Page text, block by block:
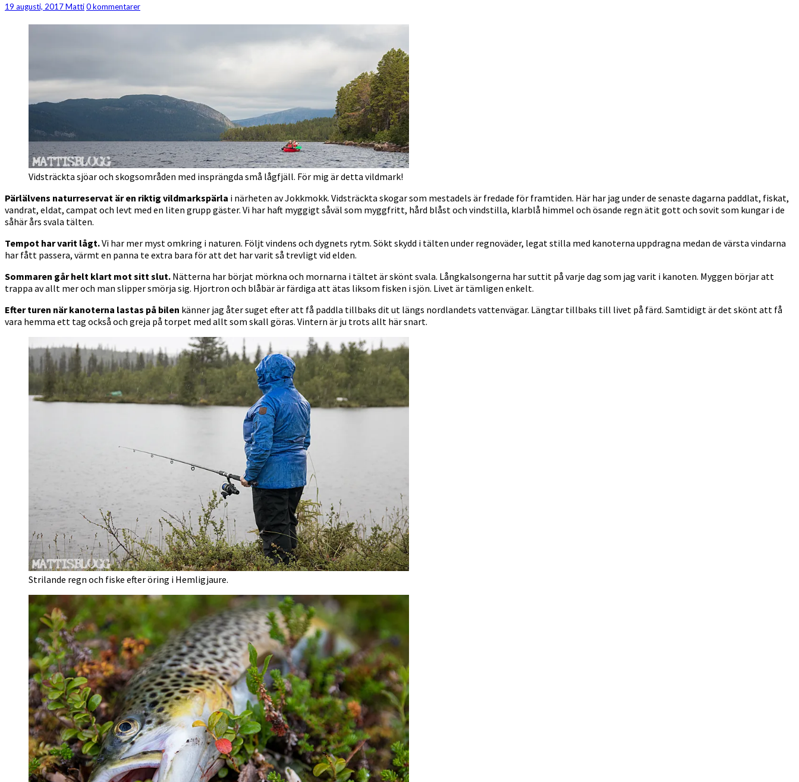
19 augusti, 2017MattiKommentarer
0 kommentarer
Vidsträckta sjöar och skogsområden med insprängda små lågfjäll. För mig är detta vildmark!
Pärlälvens naturreservat är en riktig vildmarkspärla i närheten av Jokkmokk. Vidsträckta skogar som mestadels är fredade för framtiden. Här har jag under de senaste dagarna paddlat, fiskat,
vandrat, eldat, campat och levt med en liten grupp gäster. Vi har haft myggigt såväl som myggfritt, hård blåst och vindstilla, klarblå himmel och ösande regn ätit gott och sovit som kungar i de
såhär års svala tälten.
Tempot har varit lågt.Vi har mer myst omkring i naturen. Följt vindens och dygnets rytm. Sökt skydd i tälten under regnoväder, legat stilla med kanoterna uppdragna medan de värsta vindarna
har fått passera, värmt en panna te extra bara för att det har varit så trevligt vid elden.
Sommaren går helt klart mot sitt slut. Nätterna har börjat mörkna och mornarna i tältet är skönt svala. Långkalsongerna har suttit på varje dag som jag varit i kanoten. Myggen börjar att
trappa av allt mer och man slipper smörja sig. Hjortron och blåbär är färdiga att ätas liksom fisken i sjön. Livet är tämligen enkelt.
Efter turen när kanoterna lastas på bilen känner jag åter suget efter att få paddla tillbaks dit ut längs nordlandets vattenvägar. Längtar tillbaks till livet på färd. Samtidigt är det skönt att få
vara hemma ett tag också och greja på torpet med allt som skall göras. Vintern är ju trots allt här snart.
Strilande regn och fiske efter öring i Hemligjaure.